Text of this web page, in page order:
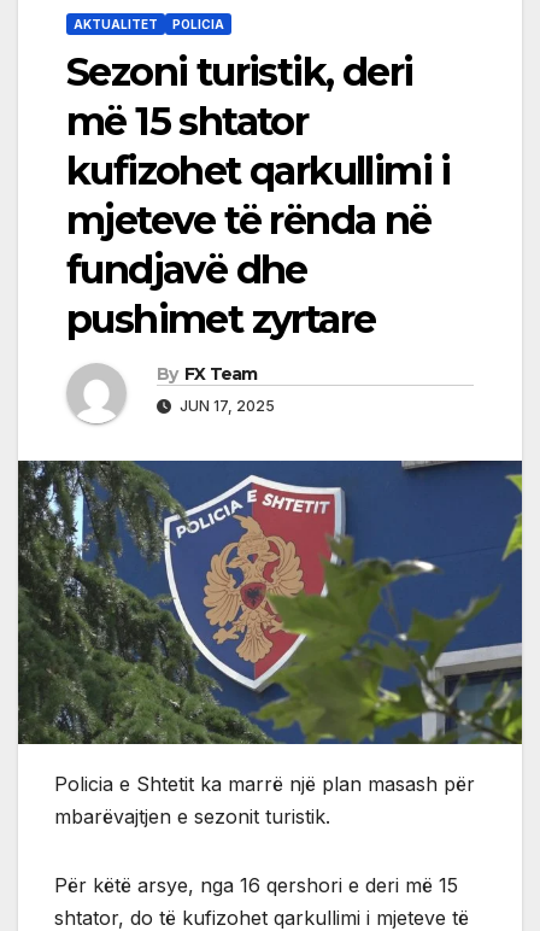
AKTUALITET POLICIA
Sezoni turistik, deri
më 15 shtator
kufizohet qarkullimi i
mjeteve të rënda në
fundjavë dhe
pushimet zyrtare
By FX Team
JUN 17, 2025
Policia e Shtetit ka marrë një plan masash për
mbarëvajtjen e sezonit turistik.
Për këtë arsye, nga 16 qershori e deri më 15
shtator, do të kufizohet qarkullimi i mjeteve të